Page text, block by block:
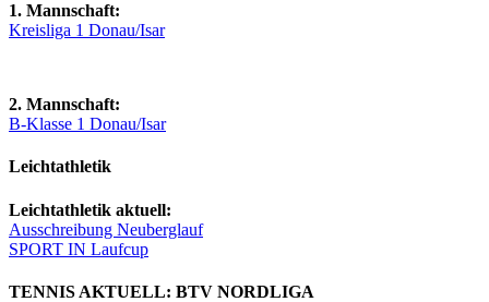
1. Mannschaft:
Kreisliga 1 Donau/Isar
2. Mannschaft:
B-Klasse 1 Donau/Isar
Leichtathletik
Leichtathletik aktuell:
Ausschreibung Neuberglauf
SPORT IN Laufcup
TENNIS AKTUELL: BTV NORDLIGA